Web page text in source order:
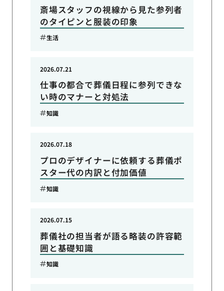
斎場スタッフの視線から見た参列者
のタイピンと服装の印象
生活
仕事の都合で葬儀日程に参列できな
い時のマナーと対処法
2026.07.21
知識
プロのデザイナーに依頼する葬儀ポ
スター代の内訳と付加価値
2026.07.18
知識
葬儀社の担当者が語る略装の許容範
囲と基礎知識
2026.07.15
知識